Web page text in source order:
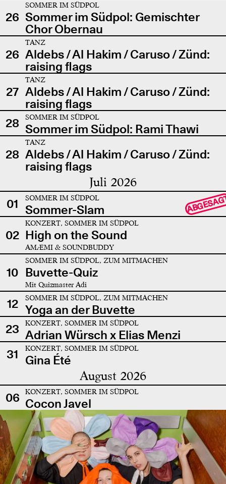
26
SOMMER IM SÜDPOL
Sommer im Südpol: Gemischter
Chor Obernau
26
TANZ
Aldebs / Al Hakim / Caruso / Zünd:
raising flags
27
TANZ
Aldebs / Al Hakim / Caruso / Zünd:
raising flags
28
SOMMER IM SÜDPOL
Sommer im Südpol: Rami Thawi
28
TANZ
Aldebs / Al Hakim / Caruso / Zünd:
raising flags
Juli 2026
01 SOMMER IM SÜDPOL
Sommer-Slam
02
KONZERT, SOMMER IM SÜDPOL
High on the Sound
AMÆMI & SOUNDBUDDY
10
SOMMER IM SÜDPOL, ZUM MITMACHEN
Buvette-Quiz
Mit Quizmaster Adi
12 SOMMER IM SÜDPOL, ZUM MITMACHEN
Yoga an der Buvette
23
KONZERT, SOMMER IM SÜDPOL
Adrian Würsch x Elias Menzi
31
KONZERT, SOMMER IM SÜDPOL
Gina Été
August 2026
06 KONZERT, SOMMER IM SÜDPOL
Cocon Javel